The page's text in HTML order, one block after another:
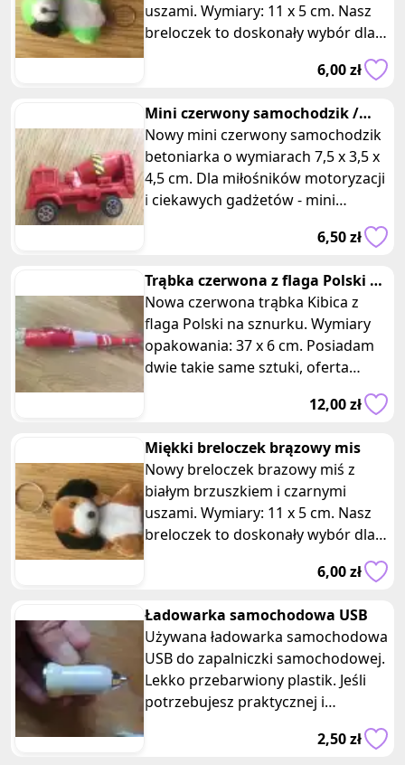
uszami. Wymiary: 11 x 5 cm. Nasz
breloczek to doskonały wybór dla
osób, które chcą mieć przy sobie co
6,00 zł
Mini czerwony samochodzik /
samochód betoniarka zabawka
Nowy mini czerwony samochodzik
betoniarka o wymiarach 7,5 x 3,5 x
4,5 cm. Dla miłośników motoryzacji
i ciekawych gadżetów - mini
samochodzik betoniarka. To dosk
6,50 zł
Trąbka czerwona z flaga Polski na
sznurku
Nowa czerwona trąbka Kibica z
flaga Polski na sznurku. Wymiary
opakowania: 37 x 6 cm. Posiadam
dwie takie same sztuki, oferta
dotyczy jednej z nich. Wyraź swoje
12,00 zł
Miękki breloczek brązowy mis
Nowy breloczek brazowy miś z
białym brzuszkiem i czarnymi
uszami. Wymiary: 11 x 5 cm. Nasz
breloczek to doskonały wybór dla
osób, które chcą mieć przy sobie co
6,00 zł
Ładowarka samochodowa USB
Używana ładowarka samochodowa
USB do zapalniczki samochodowej.
Lekko przebarwiony plastik. Jeśli
potrzebujesz praktycznej i
2,50 zł